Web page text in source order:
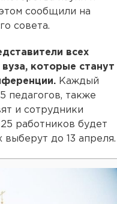
сообщили на
совета.
всех
которые станут
Каждый
педагогов, также
и сотрудники
работников будет
до 13 апреля.